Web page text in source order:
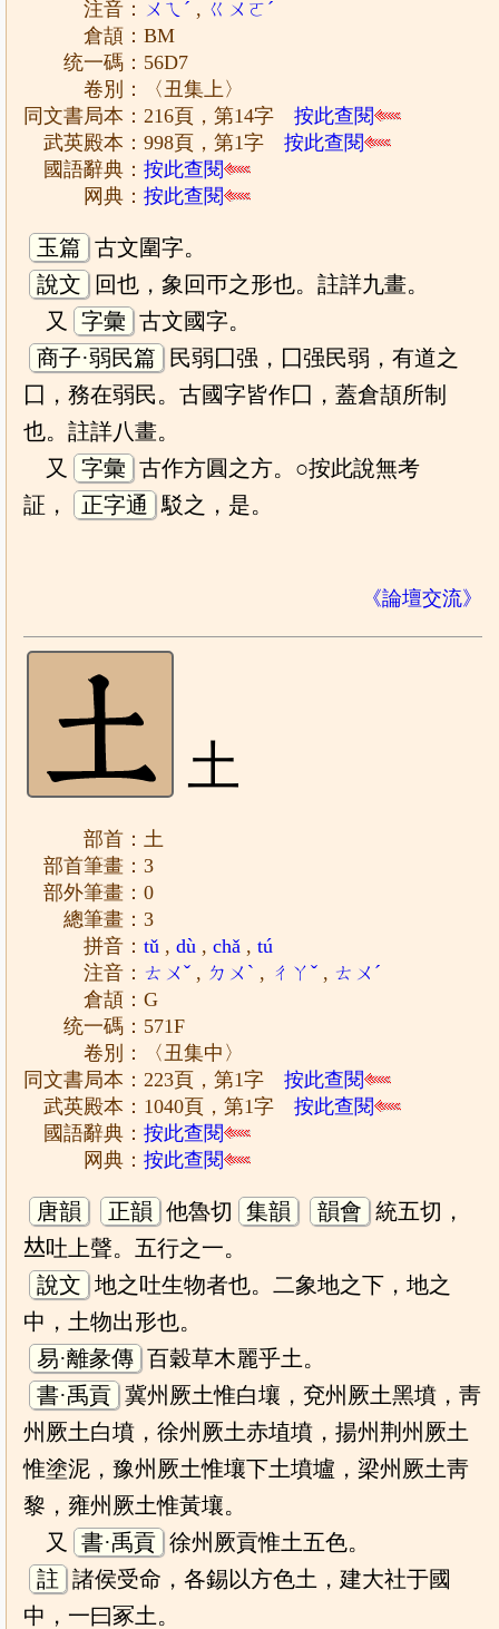
注音： ㄨㄟˊ , ㄍㄨㄛˊ
倉頡：BM
统一碼：56D7
卷別：〈丑集上〉
同文書局本：216頁，第14字按此查閱
武英殿本：998頁，第1字按此查閱
國語辭典：按此查閱
网典：按此查閱
玉篇 古文圍字。
說文
回也，象回帀之形也。註詳九畫。
又
字彙 古文國字。
商子·弱民篇
民弱囗强，囗强民弱，有道之
囗，務在弱民。古國字皆作囗，蓋倉頡所制
也。註詳八畫。
又
字彙 古作方圓之方。○按此說無考
証，
正字通 駁之，是。
《論壇交流》
土
部首：土
部首筆畫：3
部外筆畫：0
總筆畫：3
拼音：tǔ ,dù ,chǎ ,tú
注音： ㄊㄨˇ , ㄉㄨˋ , ㄔㄚˇ , ㄊㄨˊ
倉頡：G
统一碼：571F
卷別：〈丑集中〉
同文書局本：223頁，第1字按此查閱
武英殿本：1040頁，第1字按此查閱
國語辭典：按此查閱
网典：按此查閱
唐韻 正韻 他魯切 集韻 韻會 統五切，
𠀤吐上聲。五行之一。
說文 地之吐生物者也。二象地之下，地之
中，土物出形也。
易·離彖傳 百穀草木麗乎土。
書·禹貢 冀州厥土惟白壤，兗州厥土黑墳，靑
州厥土白墳，徐州厥土赤埴墳，揚州荆州厥土
惟塗泥，豫州厥土惟壤下土墳壚，梁州厥土靑
黎，雍州厥土惟黃壤。
又
書·禹貢 徐州厥貢惟土五色。
註 諸侯受命，各錫以方色土，建大社于國
中，一曰冢土。